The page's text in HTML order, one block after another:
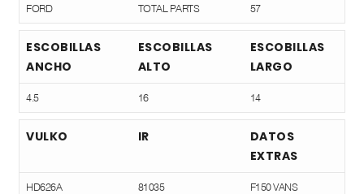
FORD TOTAL PARTS 57
ESCOBILLAS
ANCHO
ESCOBILLAS
ALTO
ESCOBILLAS
LARGO
4.5 16 14
VULKO IR
DATOS
EXTRAS
HD626A 81035
F150 VANS